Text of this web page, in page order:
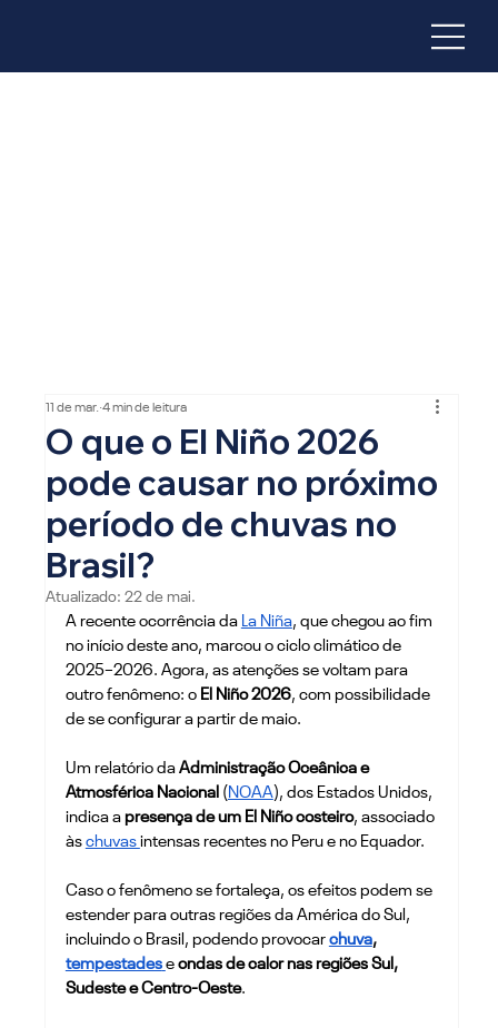
O que o El Niño 2026
pode causar no próximo
período de chuvas no
Brasil?
11 de mar. 4 min de leitura
Atualizado: 22 de mai.
A recente ocorrência da La Niña, que chegou ao fim
no início deste ano, marcou o ciclo climático de
2025–2026. Agora, as atenções se voltam para
outro fenômeno: o El Niño 2026, com possibilidade
de se configurar a partir de maio.
Um relatório da Administração Oceânica e
Atmosférica Nacional ( NOAA), dos Estados Unidos,
indica a presença de um El Niño costeiro, associado
às chuvas intensas recentes no Peru e no Equador.
Caso o fenômeno se fortaleça, os efeitos podem se
estender para outras regiões da América do Sul,
incluindo o Brasil, podendo provocar chuva,
tempestades e ondas de calor nas regiões Sul,
Sudeste e Centro-Oeste.